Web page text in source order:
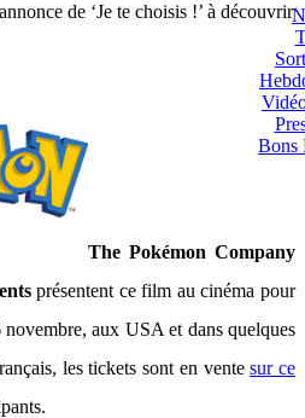
Bons
de ‘Je te choisis !’ à découvrir
The Pokémon Company
présentent ce film au cinéma pour
aux USA et dans quelques
les tickets sont en ventesur ce